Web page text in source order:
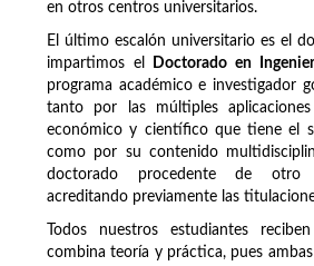
en otros centros universitarios.
El último escalón universitario es el
impartimos el
Doctorado en
programa académico e investigador
tanto por las múltiples
económico y científico que tiene el
como por su contenido
doctorado procedente de otro
acreditando previamente las
Todos nuestros estudiantes
combina teoría y práctica, pues ambas